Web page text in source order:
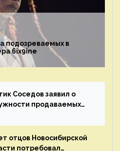
подозреваемых в
6ix9ine
Соседов заявил о
продаваемых
отцов Новосибирской
потребовал